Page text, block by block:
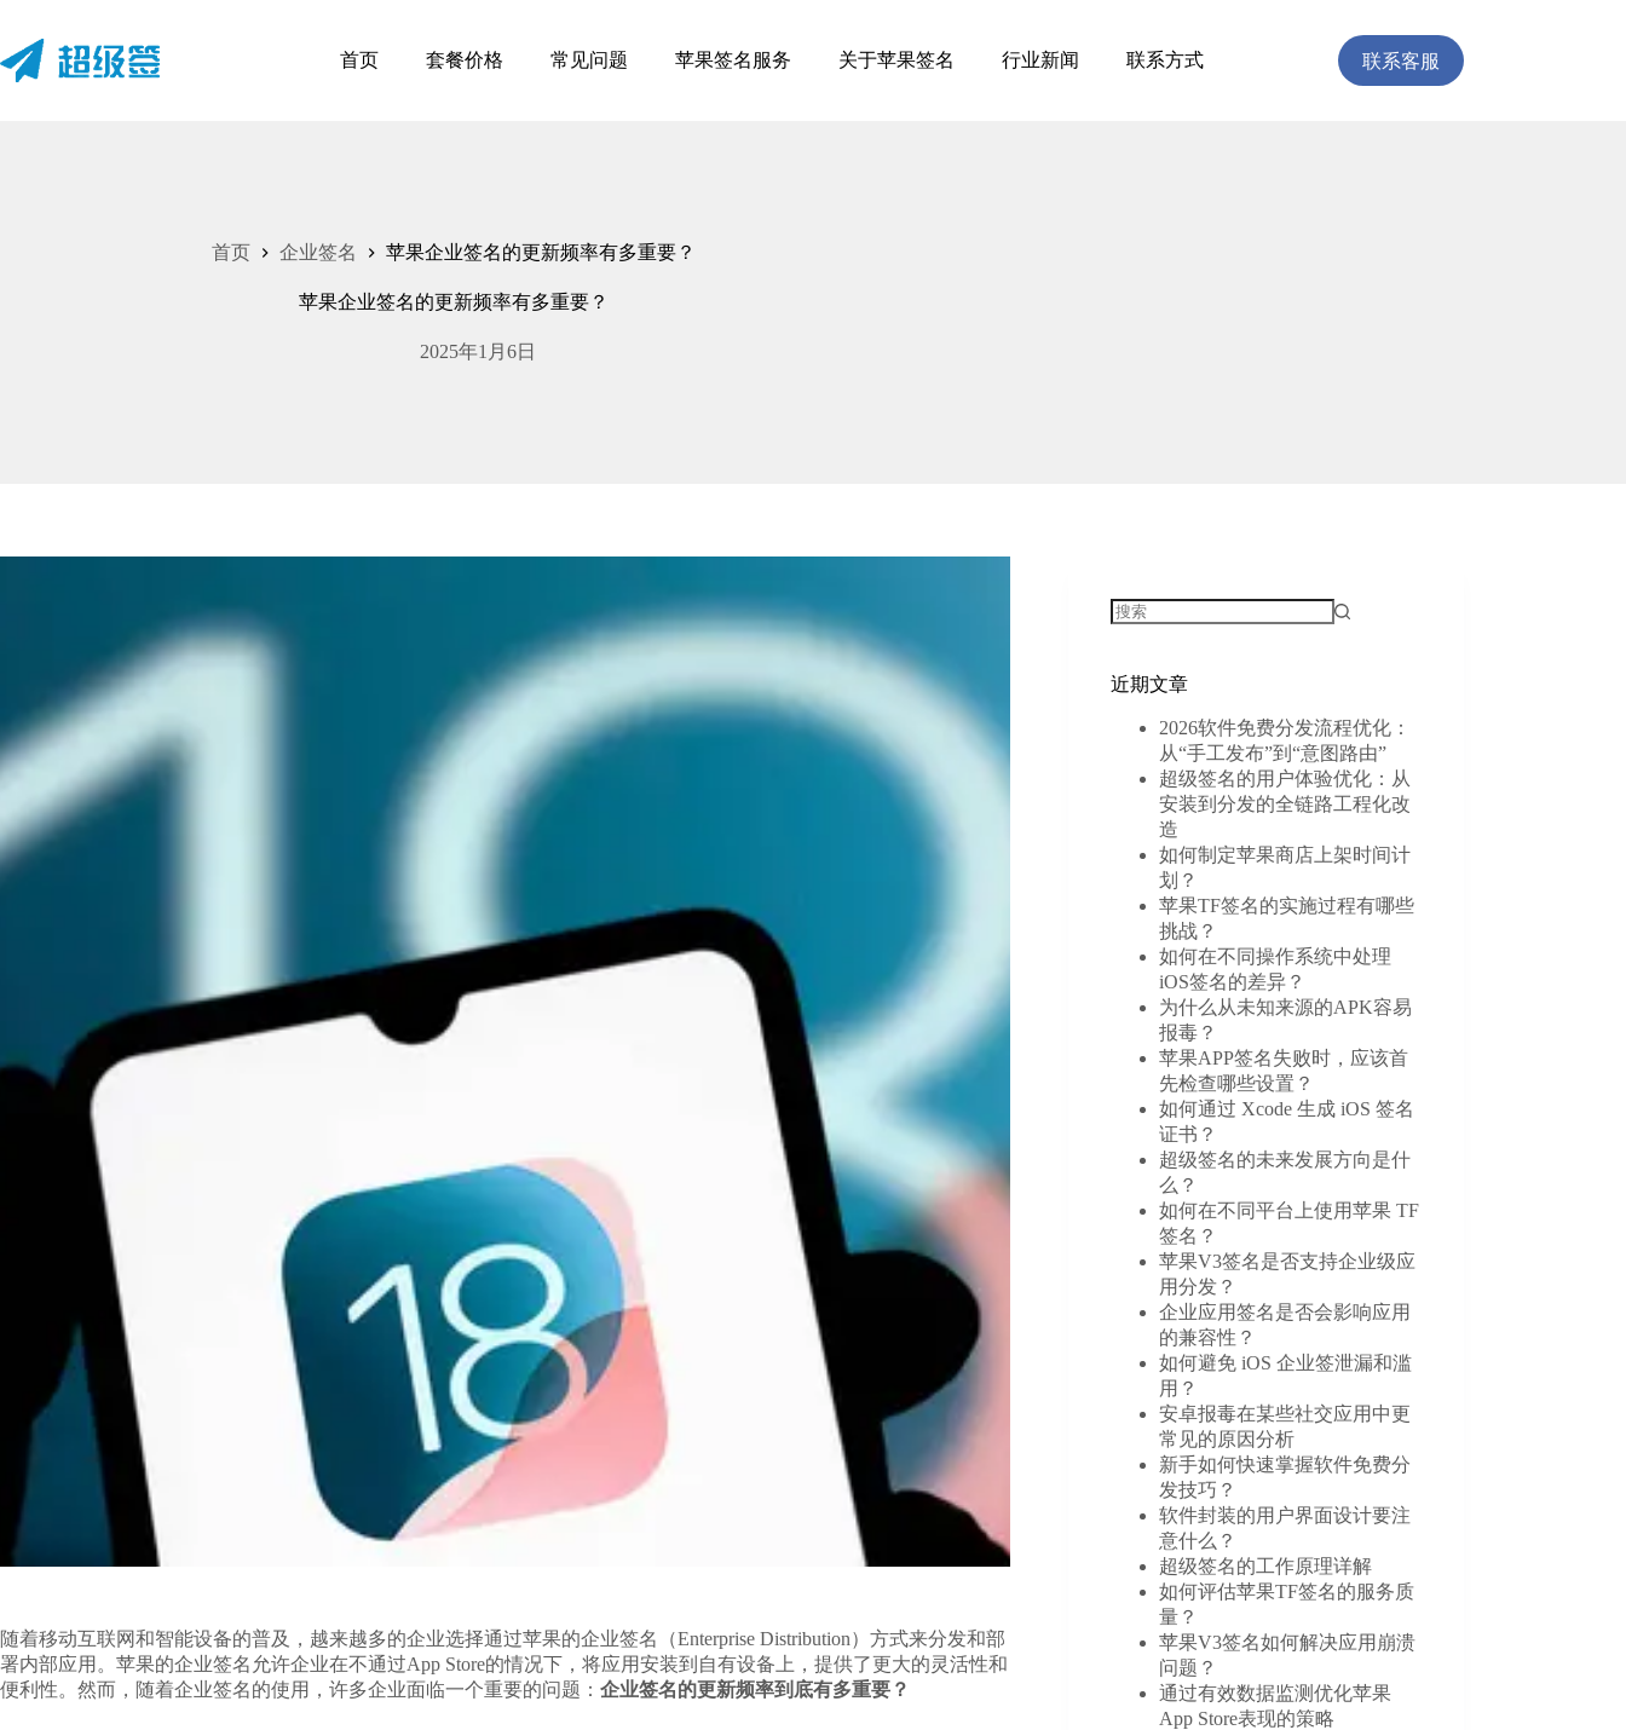
首页 套餐价格 常见问题 苹果签名服务 关于苹果签名 行业新闻 联系方式 联系客服
首页 企业签名 苹果企业签名的更新频率有多重要？
苹果企业签名的更新频率有多重要？
2025年1月6日
随着移动互联网和智能设备的普及，越来越多的企业选择通过苹果的企业签名（Enterprise Distribution）方式来分发和部
署内部应用。苹果的企业签名允许企业在不通过App Store的情况下，将应用安装到自有设备上，提供了更大的灵活性和
便利性。然而，随着企业签名的使用，许多企业面临一个重要的问题： 企业签名的更新频率到底有多重要？
近期文章
2026软件免费分发流程优化：
从“手工发布”到“意图路由”
超级签名的用户体验优化：从
安装到分发的全链路工程化改
造
如何制定苹果商店上架时间计
划？
苹果TF签名的实施过程有哪些
挑战？
如何在不同操作系统中处理
iOS签名的差异？
为什么从未知来源的APK容易
报毒？
苹果APP签名失败时，应该首
先检查哪些设置？
如何通过 Xcode 生成 iOS 签名
证书？
超级签名的未来发展方向是什
么？
如何在不同平台上使用苹果 TF
签名？
苹果V3签名是否支持企业级应
用分发？
企业应用签名是否会影响应用
的兼容性？
如何避免 iOS 企业签泄漏和滥
用？
安卓报毒在某些社交应用中更
常见的原因分析
新手如何快速掌握软件免费分
发技巧？
软件封装的用户界面设计要注
意什么？
超级签名的工作原理详解
如何评估苹果TF签名的服务质
量？
苹果V3签名如何解决应用崩溃
问题？
通过有效数据监测优化苹果
App Store表现的策略